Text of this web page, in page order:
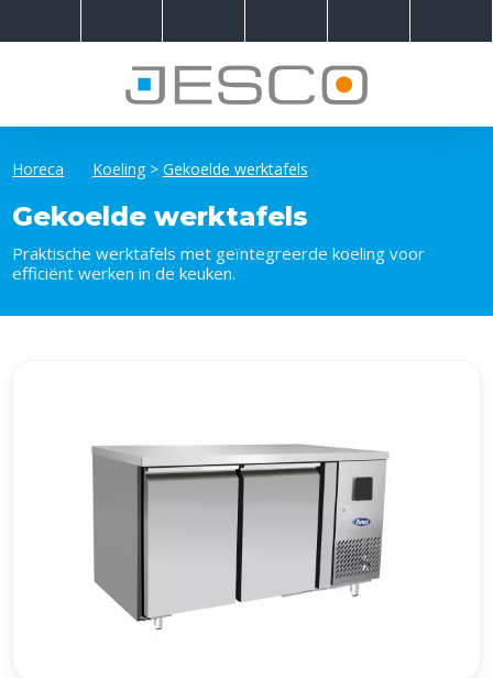
Horeca Koeling> Gekoelde werktafels
Gekoelde werktafels
Praktische werktafels met geïntegreerde koeling voor
efficiënt werken in de keuken.